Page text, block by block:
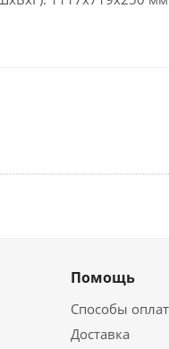
Помощь
Способы
Доставка